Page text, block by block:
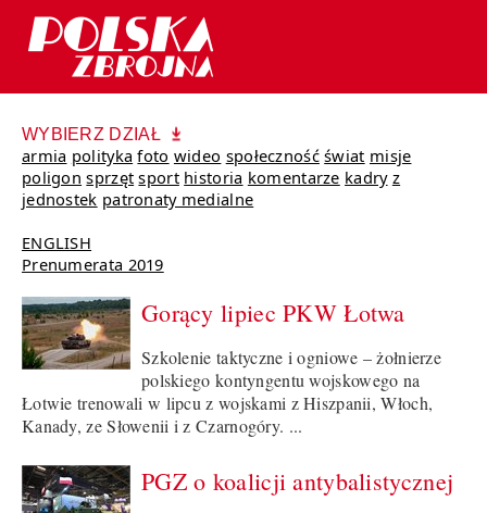
WYBIERZ DZIAŁ
armia polityka foto wideo społeczność świat misje
poligon sprzęt sport historia komentarze kadry z
jednostek patronaty medialne
ENGLISH
Prenumerata 2019
Gorący lipiec PKW Łotwa
Szkolenie taktyczne i ogniowe – żołnierze
polskiego kontyngentu wojskowego na
Łotwie trenowali w lipcu z wojskami z Hiszpanii, Włoch,
Kanady, ze Słowenii i z Czarnogóry. ...
PGZ o koalicji antybalistycznej